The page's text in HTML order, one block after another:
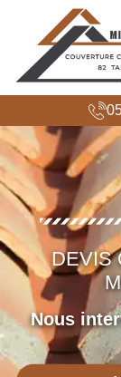
DEVIS
Nous